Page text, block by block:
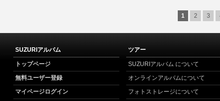
1 2 3
SUZURIアルバム
トップページ
無料ユーザー登録
マイページログイン
ツアー
SUZURIアルバム について
オンラインアルバムについて
フォトストレージについて